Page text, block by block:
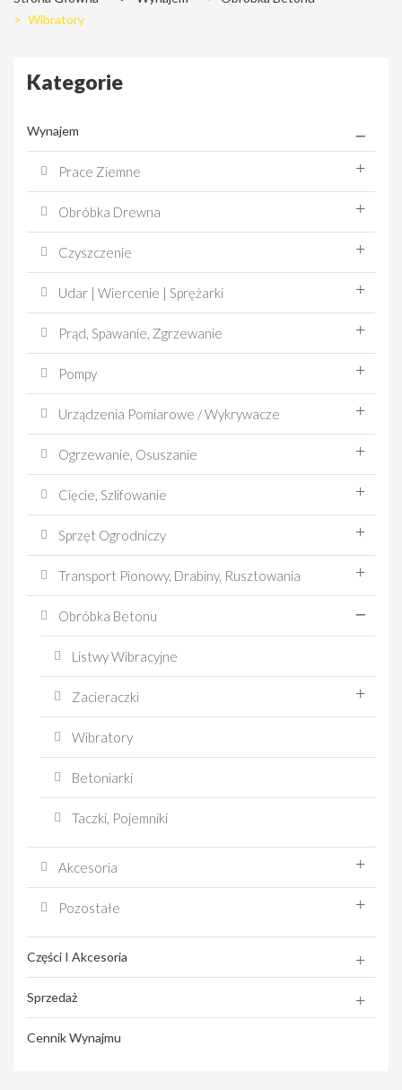
> Wibratory
Kategorie
Wynajem
Prace Ziemne
Obróbka Drewna
Czyszczenie
Udar | Wiercenie | Sprężarki
Prąd, Spawanie, Zgrzewanie
Pompy
Urządzenia Pomiarowe / Wykrywacze
Ogrzewanie, Osuszanie
Cięcie, Szlifowanie
Sprzęt Ogrodniczy
Transport Pionowy, Drabiny, Rusztowania
Obróbka Betonu
Listwy Wibracyjne
Zacieraczki
Wibratory
Betoniarki
Taczki, Pojemniki
Akcesoria
Pozostałe
Części I Akcesoria
Sprzedaż
Cennik Wynajmu